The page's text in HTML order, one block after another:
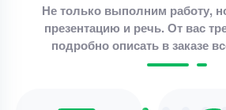
Не только выполним работу,
презентацию и речь. От вас
подробно описать в заказе
Реферат
Реферат – Понятие трудового
лет в здравоохранении